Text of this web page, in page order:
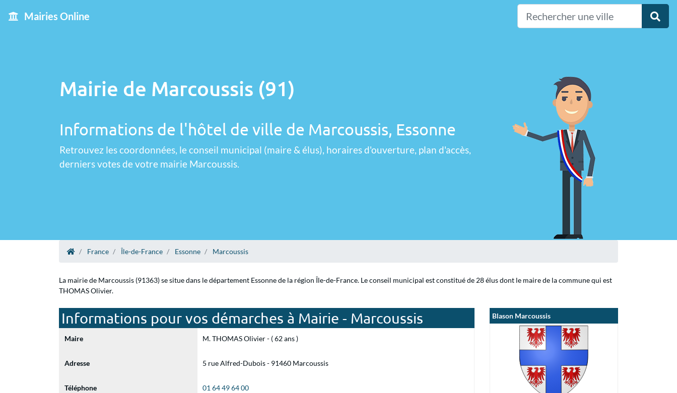
Mairies Online
Mairie de Marcoussis (91)
Informations de l'hôtel de ville de Marcoussis, Essonne
Retrouvez les coordonnées, le conseil municipal (maire & élus), horaires d'ouverture, plan d'accès,
derniers votes de votre mairie Marcoussis.
France Île-de-France Essonne Marcoussis
La mairie de Marcoussis (91363) se situe dans le département Essonne de la région Île-de-France. Le conseil municipal est constitué de 28 élus dont le maire de la commune qui est
THOMAS Olivier.
Informations pour vos démarches à Mairie - Marcoussis
Maire M. THOMAS Olivier - ( 62 ans )
Adresse 5 rue Alfred-Dubois - 91460 Marcoussis
Téléphone 01 64 49 64 00
Blason Marcoussis